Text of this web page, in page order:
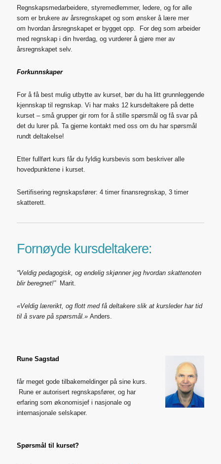
Regnskapsmedarbeidere, styremedlemmer, ledere, og for alle
som er brukere av årsregnskapet og som ønsker å lære mer
om hvordan årsregnskapet er bygget opp. For deg som arbeider
med regnskap i din hverdag, og vurderer å gjøre mer av
årsregnskapet selv.
Forkunnskaper
For å få best mulig utbytte av kurset, bør du ha litt grunnleggende
kjennskap til regnskap. Vi har maks 12 kursdeltakere på dette
kurset – små grupper gir rom for å stille spørsmål og få svar på
det du lurer på. Ta gjerne kontakt med oss om du har spørsmål
rundt deltakelse!
Etter fullført kurs får du fyldig kursbevis som beskriver alle
hovedpunktene i kurset.
Sertifisering regnskapsfører: 4 timer finansregnskap, 3 timer
skatterett.
Fornøyde kursdeltakere:
“Veldig pedagogisk, og endelig skjønner jeg hvordan skattenoten
blir beregnet!”Marit.
«Veldig lærerikt, og flott med få deltakere slik at kursleder har tid
til å svare på spørsmål.» Anders.
Rune Sagstad
får meget gode tilbakemeldinger på sine kurs.
Rune er autorisert regnskapsfører, og har
erfaring som økonomisjef i nasjonale og
internasjonale selskaper.
Spørsmål til kurset?